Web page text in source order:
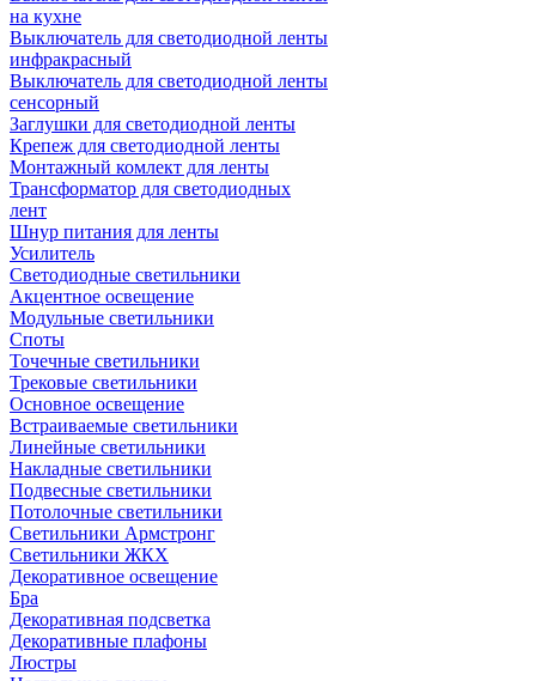
на кухне
Выключатель для светодиодной ленты
инфракрасный
Выключатель для светодиодной ленты
сенсорный
Заглушки для светодиодной ленты
Крепеж для светодиодной ленты
Монтажный комлект для ленты
Трансформатор для светодиодных
лент
Шнур питания для ленты
Усилитель
Светодиодные светильники
Акцентное освещение
Модульные светильники
Споты
Точечные светильники
Трековые светильники
Основное освещение
Встраиваемые светильники
Линейные светильники
Накладные светильники
Подвесные светильники
Потолочные светильники
Светильники Армстронг
Светильники ЖКХ
Декоративное освещение
Бра
Декоративная подсветка
Декоративные плафоны
Люстры